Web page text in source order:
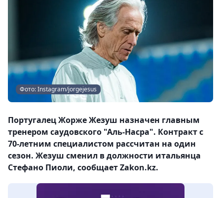
Фото: Instagram/jorgejesus
Португалец Жорже Жезуш назначен главным
тренером саудовского "Аль‑Насра". Контракт с
70‑летним специалистом рассчитан на один
сезон. Жезуш сменил в должности итальянца
Стефано Пиоли, сообщает Zakon.kz.